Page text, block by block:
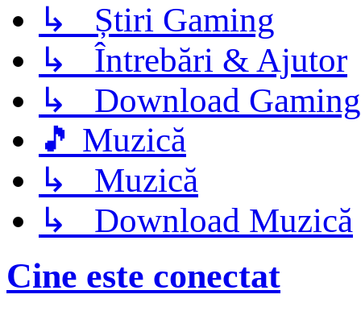
↳ Știri Gaming
↳ Întrebări & Ajutor
↳ Download Gaming
🎵 Muzică
↳ Muzică
↳ Download Muzică
Cine este conectat